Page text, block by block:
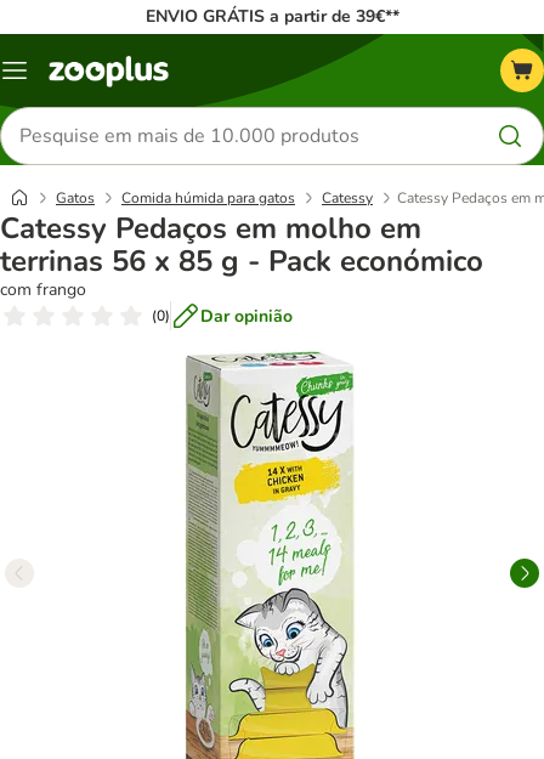
ENVIO GRÁTIS a partir de 39€**
Menu
Pesquisar
produtos
Gatos Comida húmida para gatos Catessy Catessy Pedaços em
Catessy Pedaços em molho em
terrinas 56 x 85 g - Pack económico
com frango
(0) Dar opinião